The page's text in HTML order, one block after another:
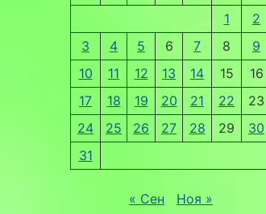
1
2
3
4 5 6 7 8
9
10
11 12 13 14 15
16
17
18 19 20 21 22
23
24
25 26 27 28 29
30
31
« Сен Ноя »